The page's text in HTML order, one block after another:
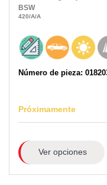
BSW
420/A/A
Número de pieza:
Próximamente
Ver opciones